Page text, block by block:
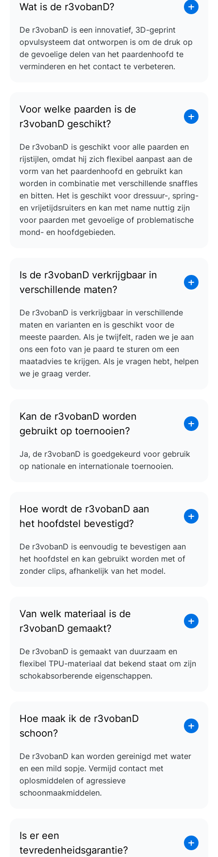
Wat is de r3vobanD?
De r3vobanD is een innovatief, 3D-geprint
opvulsysteem dat ontworpen is om de druk op
de gevoelige delen van het paardenhoofd te
verminderen en het contact te verbeteren.
Voor welke paarden is de
r3vobanD geschikt?
De r3vobanD is geschikt voor alle paarden en
rijstijlen, omdat hij zich flexibel aanpast aan de
vorm van het paardenhoofd en gebruikt kan
worden in combinatie met verschillende snaffles
en bitten. Het is geschikt voor dressuur-, spring-
en vrijetijdsruiters en kan met name nuttig zijn
voor paarden met gevoelige of problematische
mond- en hoofdgebieden.
Is de r3vobanD verkrijgbaar in
verschillende maten?
De r3vobanD is verkrijgbaar in verschillende
maten en varianten en is geschikt voor de
meeste paarden. Als je twijfelt, raden we je aan
ons een foto van je paard te sturen om een
maatadvies te krijgen. Als je vragen hebt, helpen
we je graag verder.
Kan de r3vobanD worden
gebruikt op toernooien?
Ja, de r3vobanD is goedgekeurd voor gebruik
op nationale en internationale toernooien.
Hoe wordt de r3vobanD aan
het hoofdstel bevestigd?
De r3vobanD is eenvoudig te bevestigen aan
het hoofdstel en kan gebruikt worden met of
zonder clips, afhankelijk van het model.
Van welk materiaal is de
r3vobanD gemaakt?
De r3vobanD is gemaakt van duurzaam en
flexibel TPU-materiaal dat bekend staat om zijn
schokabsorberende eigenschappen.
Hoe maak ik de r3vobanD
schoon?
De r3vobanD kan worden gereinigd met water
en een mild sopje. Vermijd contact met
oplosmiddelen of agressieve
schoonmaakmiddelen.
Is er een
tevredenheidsgarantie?